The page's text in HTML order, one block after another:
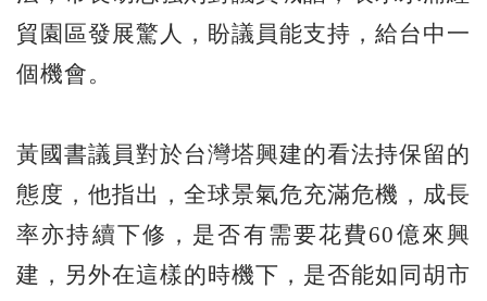
貿園區發展驚人，盼議員能支持，給台中一
個機會。
黃國書議員對於台灣塔興建的看法持保留的
態度，他指出，全球景氣危充滿危機，成長
率亦持續下修，是否有需要花費60億來興
建，另外在這樣的時機下，是否能如同胡市